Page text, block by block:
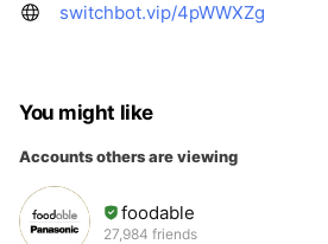
switchbot.vip/4pWWXZg
You might like
Accounts others are viewing
foodable
27,984 friends